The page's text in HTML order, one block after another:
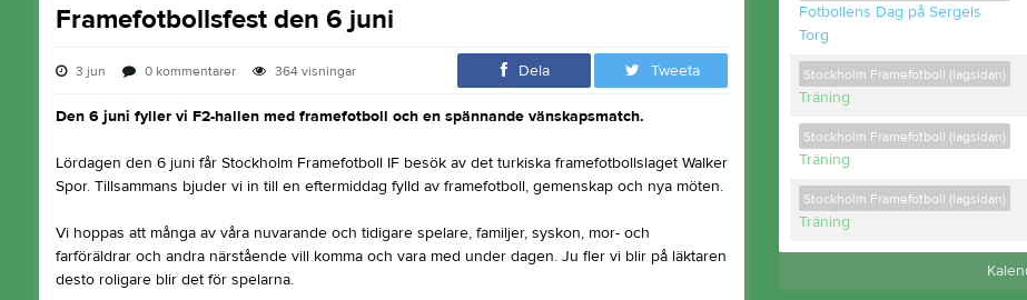
Framefotbollsfest den 6 juni
3 jun 0 kommentarer 364visningar Dela Tweeta
Den 6 juni fyller vi F2-hallen med framefotboll och en spännande vänskapsmatch.
Lördagen den 6 juni får Stockholm Framefotboll IF besök av det turkiska framefotbollslaget Walker
Spor. Tillsammans bjuder vi in till en eftermiddag fylld av framefotboll, gemenskap och nya möten.
Vi hoppas att många av våra nuvarande och tidigare spelare, familjer, syskon, mor- och
farföräldrar och andra närstående vill komma och vara med under dagen. Ju fler vi blir på läktaren
desto roligare blir det för spelarna.
Fotbollens Dag på Sergels
Torg
Stockholm Framefotboll (lagsidan)
Träning
Stockholm Framefotboll (lagsidan)
Träning
Stockholm Framefotboll (lagsidan)
Träning